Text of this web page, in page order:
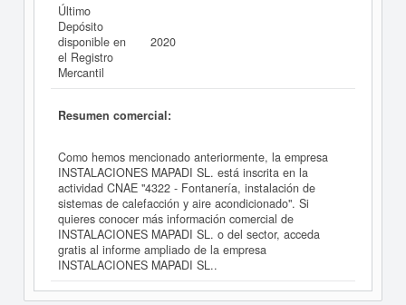
Último
Depósito
disponible en
el Registro
Mercantil
2020
Resumen comercial:
Como hemos mencionado anteriormente, la empresa
INSTALACIONES MAPADI SL. está inscrita en la
actividad CNAE "4322 - Fontanería, instalación de
sistemas de calefacción y aire acondicionado". Si
quieres conocer más información comercial de
INSTALACIONES MAPADI SL. o del sector, acceda
gratis al informe ampliado de la empresa
INSTALACIONES MAPADI SL..